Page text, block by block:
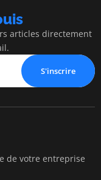
articles directement
S'inscrire
de votre entreprise